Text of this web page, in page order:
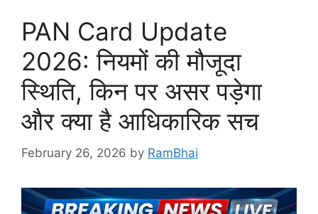
PAN Card Update
2026: नियमों की मौजूदा
स्थिति, किन पर असर पड़ेगा
और क्या है आधिकारिक सच
February 26, 2026 by RamBhai